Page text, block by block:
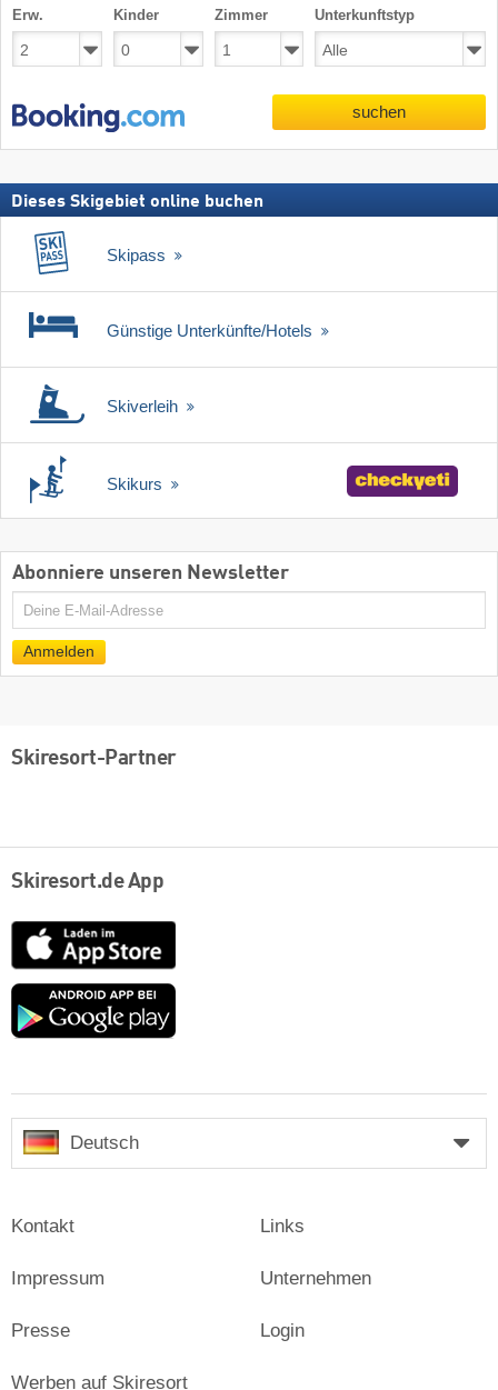
Erw. Kinder Zimmer Unterkunftstyp
suchen
Dieses Skigebiet online buchen
Skipass
Günstige Unterkünfte/Hotels
Skiverleih
Skikurs
Abonniere unseren Newsletter
E-
Anmelden
Skiresort-Partner
Skiresort.de App
App
Store
Google
Deutsch
Kontakt
Impressum
Presse
Links
Unternehmen
Login
Werben auf Skiresort